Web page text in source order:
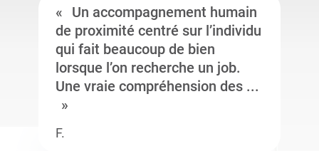
Un accompagnement humain
de proximité centré sur l’individu
qui fait beaucoup de bien
lorsque l’on recherche un job.
Une vraie compréhension des ...
F.